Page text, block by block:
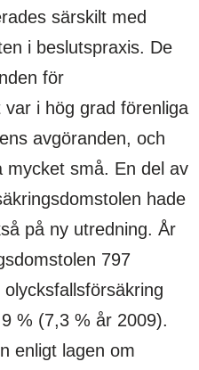
särskilt med
i beslutspraxis. De
för
i hög grad förenliga
avgöranden, och
mycket små. En del av
hade
på ny utredning. År
797
% (7,3 % år 2009).
enligt lagen om